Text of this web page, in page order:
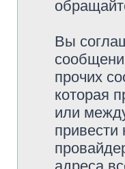
Вы
прочих
которая
или